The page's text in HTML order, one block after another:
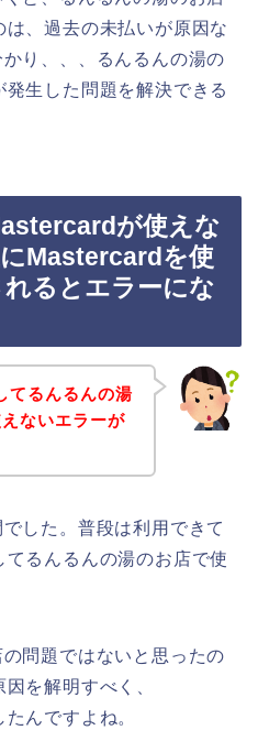
、過去の未払いが原因な
り、、、るんるんの湯の
生した問題を解決できる
が使えな
Mastercardを使
るとエラーにな
てるんるんの湯
ないエラーが
した。普段は利用できて
るんるんの湯のお店で使
問題ではないと思ったの
を解明すべく、
んですよね。